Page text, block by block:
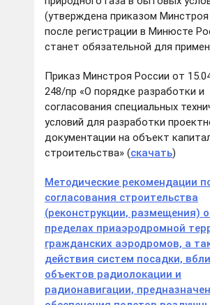
(утверждена приказом Минстроя
после регистрации в Минюсте
станет обязательной для
Приказ Минстроя России от
248/пр «О порядке разработки и
согласования специальных
условий для разработки
документации на объект
строительства» (скачать)
Методические рекомендации
согласования строительства
(реконструкции, размещения)
пределах приаэродромной
гражданских аэродромов, а
действия систем посадки,
объектов радиолокации и
радионавигации,